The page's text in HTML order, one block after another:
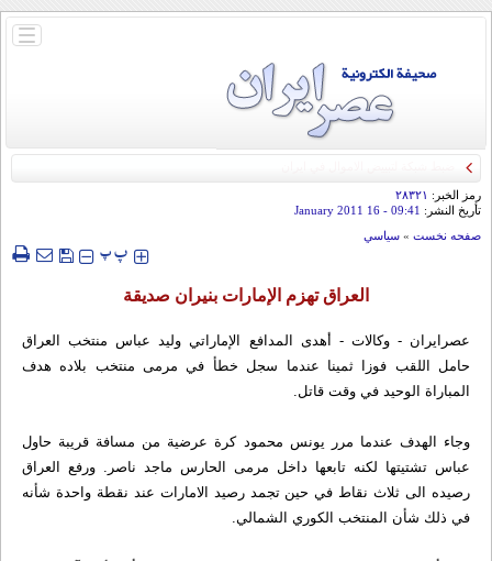
باز
رمز الخبر: ۲۸۳۲۱
تأريخ النشر: 09:41
- 16 January 2011
صفحه نخست » سياسي
‍‍‍ پپ
العراق تهزم الإمارات بنيران صديقة
عصرايران - وكالات - أهدى المدافع الإماراتي وليد عباس منتخب العراق
حامل اللقب فوزا ثمينا عندما سجل خطأ في مرمى منتخب بلاده هدف
المباراة الوحيد في وقت قاتل.
وجاء الهدف عندما مرر يونس محمود كرة عرضية من مسافة قريبة حاول
عباس تشتيتها لكنه تابعها داخل مرمى الحارس ماجد ناصر. ورفع العراق
رصيده الى ثلاث نقاط في حين تجمد رصيد الامارات عند نقطة واحدة شأنه
في ذلك شأن المنتخب الكوري الشمالي.